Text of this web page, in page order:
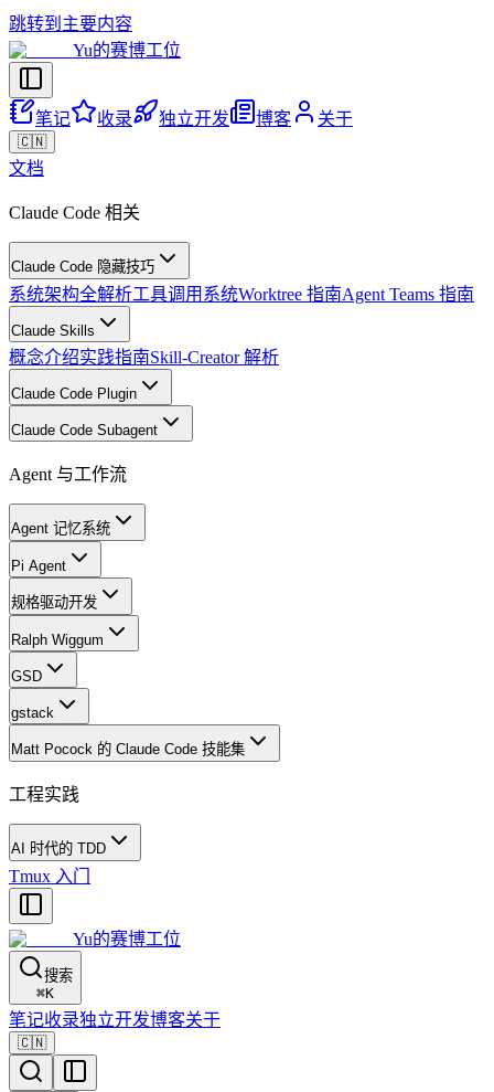
跳转到主要内容
Yu的赛博工位
笔记 收录 独立开发 博客 关于
🇨🇳
文档
Claude Code 相关
Claude Code 隐藏技巧
系统架构全解析工具调用系统Worktree 指南Agent Teams 指南
Claude Skills
概念介绍实践指南Skill-Creator 解析
Claude Code Plugin
Claude Code Subagent
Agent 与工作流
Agent 记忆系统
Pi Agent
规格驱动开发
Ralph Wiggum
GSD
gstack
Matt Pocock 的 Claude Code 技能集
工程实践
AI 时代的 TDD
Tmux 入门
Yu的赛博工位
搜索
⌘K
笔记收录独立开发博客关于
🇨🇳